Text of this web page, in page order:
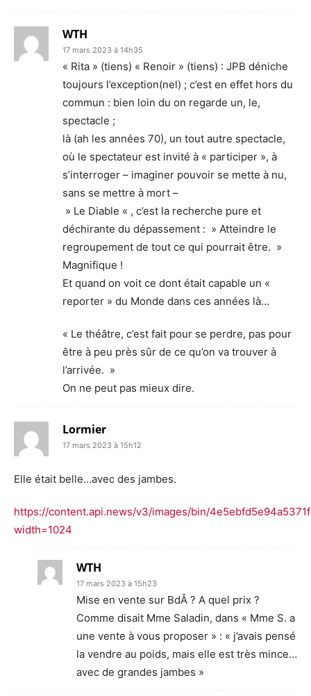
WTH
17 mars 2023 à 14h35
« Rita » (tiens) « Renoir » (tiens) : JPB déniche
toujours l’exception(nel) ; c’est en effet hors du
commun : bien loin du on regarde un, le,
spectacle ;
là (ah les années 70), un tout autre spectacle,
où le spectateur est invité à « participer », à
s’interroger – imaginer pouvoir se mette à nu,
sans se mettre à mort –
» Le Diable « , c’est la recherche pure et
déchirante du dépassement : » Atteindre le
regroupement de tout ce qui pourrait être. »
Magnifique !
Et quand on voit ce dont était capable un «
reporter » du Monde dans ces années là…
« Le théâtre, c’est fait pour se perdre, pas pour
être à peu près sûr de ce qu’on va trouver à
l’arrivée. »
On ne peut pas mieux dire.
Lormier
17 mars 2023 à 15h12
Elle était belle…avec des jambes.
https://content.api.news/v3/images/bin/
width=1024
WTH
17 mars 2023 à 15h23
Mise en vente sur BdÂ ? A quel prix ?
Comme disait Mme Saladin, dans « Mme S. a
une vente à vous proposer » : « j’avais pensé
la vendre au poids, mais elle est très mince…
avec de grandes jambes »